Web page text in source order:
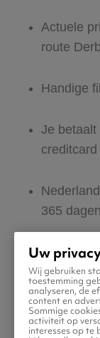
Actuele
route
Handige
Je betaalt
creditcard
365
Zeker van
Boek ook
in Brussel
Uw
Wij gebruiken
toestemming
analyseren, de
content en
Sommige
activiteit op
interesses op te